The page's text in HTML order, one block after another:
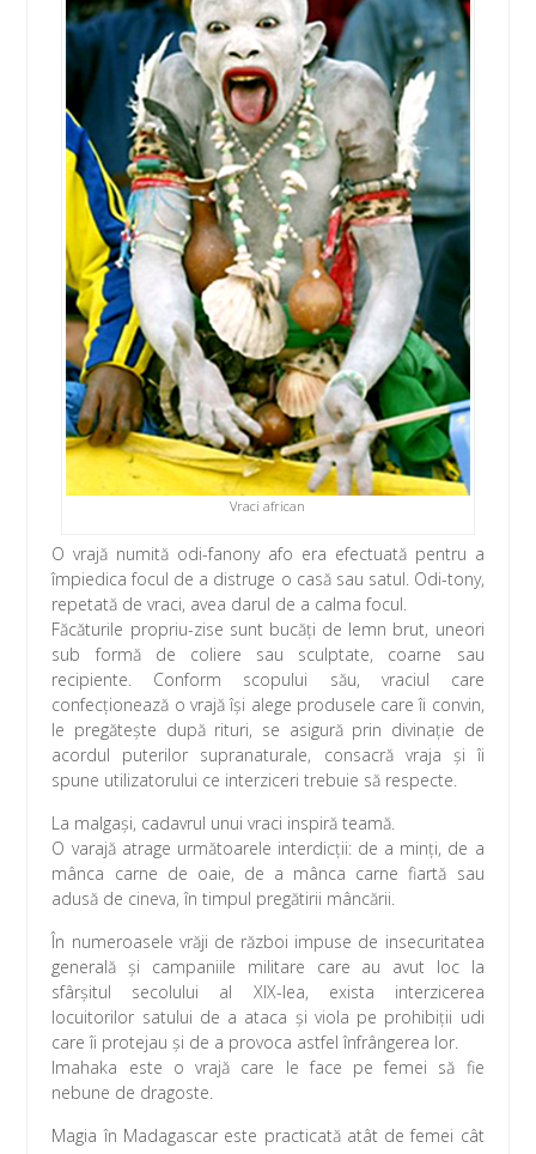
Vraci african
O vrajă numită odi-fanony afo era efectuată pentru a
împiedica focul de a distruge o casă sau satul. Odi-tony,
repetată de vraci, avea darul de a calma focul.
Făcăturile propriu-zise sunt bucăţi de lemn brut, uneori
sub formă de coliere sau sculptate, coarne sau
recipiente. Conform scopului său, vraciul care
confecţionează o vrajă îşi alege produsele care îi convin,
le pregăteşte după rituri, se asigură prin divinaţie de
acordul puterilor supranaturale, consacră vraja şi îi
spune utilizatorului ce interziceri trebuie să respecte.
La malgaşi, cadavrul unui vraci inspiră teamă.
O varajă atrage următoarele interdicţii: de a minţi, de a
mânca carne de oaie, de a mânca carne fiartă sau
adusă de cineva, în timpul pregătirii mâncării.
În numeroasele vrăji de război impuse de insecuritatea
generală şi campaniile militare care au avut loc la
sfârşitul secolului al XIX-lea, exista interzicerea
locuitorilor satului de a ataca şi viola pe prohibiţii udi
care îi protejau şi de a provoca astfel înfrângerea lor.
Imahaka este o vrajă care le face pe femei să fie
nebune de dragoste.
Magia în Madagascar este practicată atât de femei cât